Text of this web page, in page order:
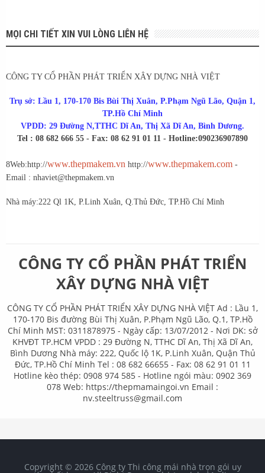
MỌI CHI TIẾT XIN VUI LÒNG LIÊN HỆ
CÔNG TY CỔ PHẦN PHÁT TRIỂN XÂY DỰNG NHÀ VIỆT
Trụ sở: Lầu 1, 170-170 Bis Bùi Thị Xuân, P.Phạm Ngũ Lão, Quận 1,
TP.Hồ Chí Minh
VPDD: 29 Đường N,TTHC Dĩ An, Thị Xã Dĩ An, Bình Dương.
Tel : 08 682 666 55 - Fax: 08 62 91 01 11 - Hotline:090236907890
8Web:http://www.thepmakem.vn http://www.thepmakem.com -
Email : nhaviet@thepmakem.vn
Nhà máy:222 Ql 1K, P.Linh Xuân, Q.Thủ Đức, TP.Hồ Chí Minh
CÔNG TY CỔ PHẦN PHÁT TRIỂN
XÂY DỰNG NHÀ VIỆT
CÔNG TY CỔ PHẦN PHÁT TRIỂN XÂY DỰNG NHÀ VIỆT Ad : Lầu 1,
170-170 Bis đường Bùi Thị Xuân, P.Phạm Ngũ Lão, Q.1, TP.Hồ
Chí Minh MST: 0311878975 - Ngày cấp: 13/07/2012 - Nơi DK: sở
KHVĐT TP.HCM VPDD : 29 Đường N, TTHC Dĩ An, Thị Xã Dĩ An,
Bình Dương Nhà máy: 222, Quốc lộ 1K, P.Linh Xuân, Quận Thủ
Đức, TP.Hồ Chí Minh Tel : 08 682 66655 - Fax: 08 62 91 01 11
Hotline kèo thép: 0908 974 585 - Hotline ngói màu: 0902 369
078 Web: https://thepmamaingoi.vn Email :
nv.steeltruss@gmail.com
Copyright © 2026 Công ty Thi công mái nhà trọn gói uy